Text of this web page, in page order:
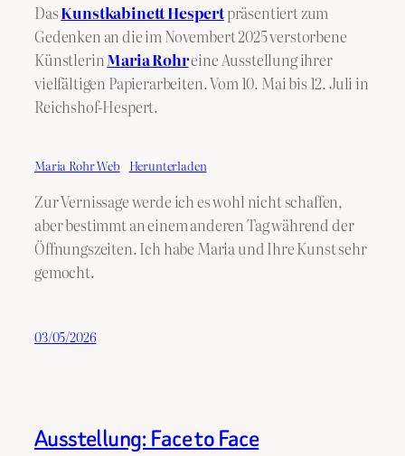
DasKunstkabinett Hespertpräsentiert zum
Gedenken an die im Novembert 2025 verstorbene
Künstlerin Maria Rohreine Ausstellung ihrer
vielfältigen Papierarbeiten. Vom 10. Mai bis 12. Juli in
Reichshof-Hespert.
Maria Rohr Web Herunterladen
Zur Vernissage werde ich es wohl nicht schaffen,
aber bestimmt an einem anderen Tag während der
Öffnungszeiten. Ich habe Maria und Ihre Kunst sehr
gemocht.
03/05/2026
Ausstellung: Face to Face